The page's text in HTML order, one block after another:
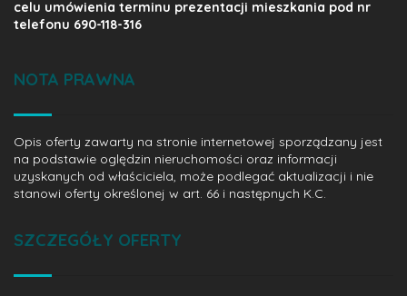
celu umówienia terminu prezentacji mieszkania pod nr
telefonu 690-118-316
NOTA PRAWNA
Opis oferty zawarty na stronie internetowej sporządzany jest
na podstawie oględzin nieruchomości oraz informacji
uzyskanych od właściciela, może podlegać aktualizacji i nie
stanowi oferty określonej w art. 66 i następnych K.C.
SZCZEGÓŁY OFERTY